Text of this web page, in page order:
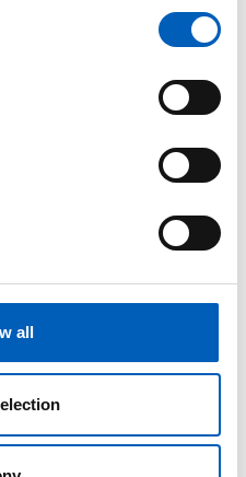
all
bliver medlemmer.
som er beregnet
landet
havner i økonomiske
stor vægt, der ligger
Store lande
mere indflydelse
økonomier.
og har sit